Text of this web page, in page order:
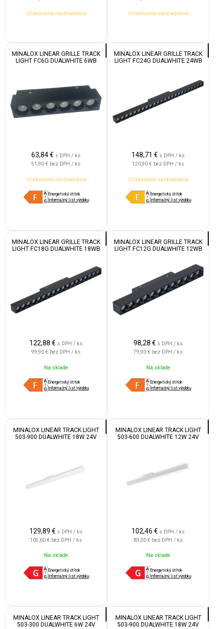
Očakávame naskladnenie Očakávame naskladnenie
MINALOX LINEAR GRILLE TRACK
LIGHT FC6G DUALWHITE 6WB
63,84€ s DPH / ks
51,90 € bez DPH / ks
Očakávame naskladnenie
Energetický štítok
Informačný list výrobku
MINALOX LINEAR GRILLE TRACK
LIGHT FC24G DUALWHITE 24WB
148,71 € s DPH / ks
120,90 € bez DPH / ks
Očakávame naskladnenie
Energetický štítok
Informačný list výrobku
MINALOX LINEAR GRILLE TRACK
LIGHT FC18G DUALWHITE 18WB
122,88 € s DPH / ks
99,90 € bez DPH / ks
Na sklade
Energetický štítok
Informačný list výrobku
MINALOX LINEAR GRILLE TRACK
LIGHT FC12G DUALWHITE 12WB
98,28 € s DPH / ks
79,90 € bez DPH / ks
Na sklade
Energetický štítok
Informačný list výrobku
MINALOX LINEAR TRACK LIGHT
503-900 DUALWHITE 18W 24V
129,89 € s DPH / ks
105,60 € bez DPH / ks
Na sklade
Energetický štítok
Informačný list výrobku
MINALOX LINEAR TRACK LIGHT
503-600 DUALWHITE 12W 24V
102,46 € s DPH / ks
83,30 € bez DPH / ks
Na sklade
Energetický štítok
Informačný list výrobku
MINALOX LINEAR TRACK LIGHT
503-300 DUALWHITE 6W 24V
MINALOX LINEAR TRACK LIGHT
503-900 DUALWHITE 18W 24V